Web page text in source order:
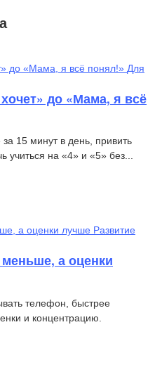
Для
до «Мама, я всё
15 минут в день, привить
учиться на «4» и «5» без...
Развитие
а оценки
телефон, быстрее
и концентрацию.